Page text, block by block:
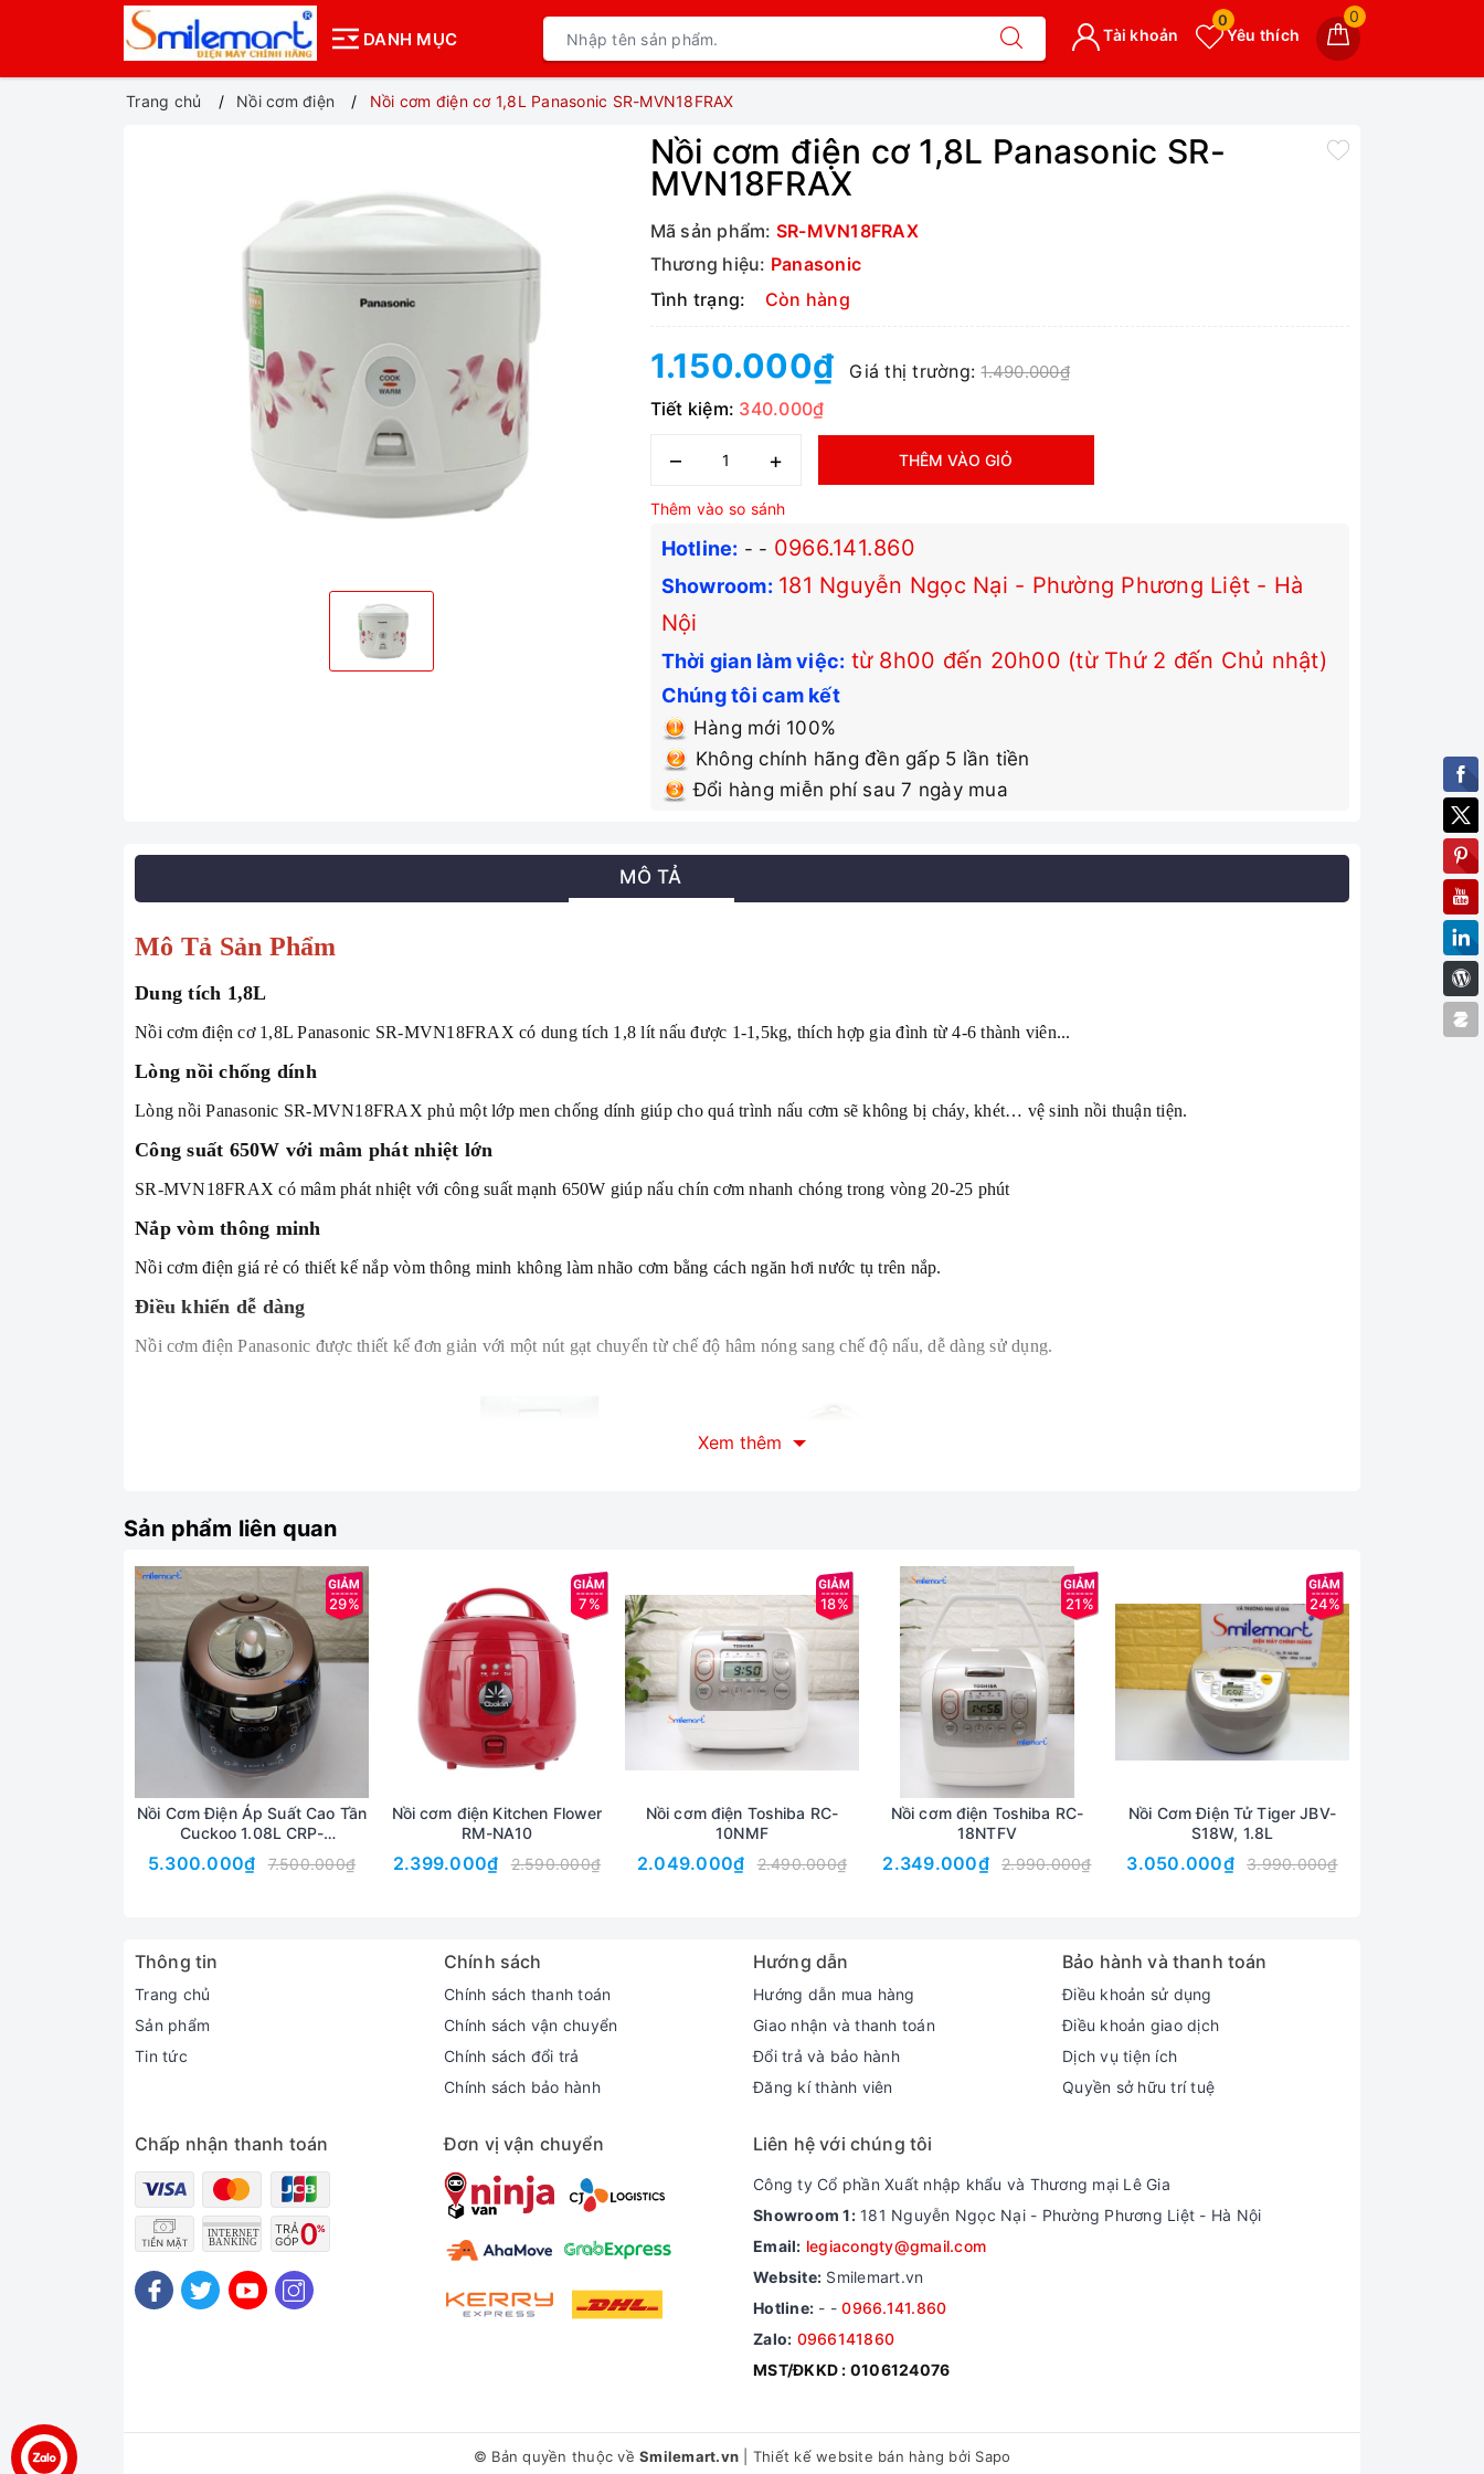
DANH MỤC
0
Yêu thích
0
Tài khoản
Trang chủ Nồi cơm điện Nồi cơm điện cơ 1,8L Panasonic SR-MVN18FRAX
Nồi cơm điện cơ 1,8L Panasonic SR-
MVN18FRAX
Mã sản phẩm: SR-MVN18FRAX
Thương hiệu: Panasonic
Tình trạng:
Còn hàng
1.150.000₫ Giá thị trường:1.490.000₫
Tiết kiệm: 340.000₫
– + THÊM VÀO GIỎ
Thêm vào so sánh
Hotline: - - 0966.141.860
Showroom: 181 Nguyễn Ngọc Nại - Phường Phương Liệt - Hà
Nội
Thời gian làm việc: từ 8h00 đến 20h00 (từ Thứ 2 đến Chủ nhật)
Chúng tôi cam kết
Hàng mới 100%
Không chính hãng đền gấp 5 lần tiền
Đổi hàng miễn phí sau 7 ngày mua
MÔ TẢ
Mô Tả Sản Phẩm
Dung tích 1,8L
Nồi cơm điện cơ 1,8L Panasonic SR-MVN18FRAX có dung tích 1,8 lít nấu được 1-1,5kg, thích hợp gia đình từ 4-6 thành viên...
Lòng nồi chống dính
Lòng nồi Panasonic SR-MVN18FRAX phủ một lớp men chống dính giúp cho quá trình nấu cơm sẽ không bị cháy, khét… vệ sinh nồi thuận tiện.
Công suất 650W với mâm phát nhiệt lớn
SR-MVN18FRAX có mâm phát nhiệt với công suất mạnh 650W giúp nấu chín cơm nhanh chóng trong vòng 20-25 phút
Nắp vòm thông minh
Nồi cơm điện giá rẻ có thiết kế nắp vòm thông minh không làm nhão cơm bằng cách ngăn hơi nước tụ trên nắp.
Điều khiển dễ dàng
Nồi cơm điện Panasonic được thiết kế đơn giản với một nút gạt chuyển từ chế độ hâm nóng sang chế độ nấu, dễ dàng sử dụng.
Xem thêm
Sản phẩm liên quan
29%
Nồi Cơm Điện Áp Suất Cao Tần
Cuckoo 1.08L CRP-
BHXB0660FB IH, Nội Địa Hàn
Quốc
5.300.000₫ 7.500.000₫
7%
Nồi cơm điện Kitchen Flower
RM-NA10
2.399.000₫ 2.590.000₫
18%
Nồi cơm điện Toshiba RC-
10NMF
2.049.000₫ 2.490.000₫
21%
Nồi cơm điện Toshiba RC-
18NTFV
2.349.000₫ 2.990.000₫
24%
Nồi Cơm Điện Tử Tiger JBV-
S18W, 1.8L
3.050.000₫ 3.990.000₫
Thông tin
Trang chủ
Sản phẩm
Tin tức
Chính sách
Chính sách thanh toán
Chính sách vận chuyển
Chính sách đổi trả
Chính sách bảo hành
Hướng dẫn
Hướng dẫn mua hàng
Giao nhận và thanh toán
Đổi trả và bảo hành
Đăng kí thành viên
Bảo hành và thanh toán
Điều khoản sử dụng
Điều khoản giao dịch
Dịch vụ tiện ích
Quyền sở hữu trí tuệ
Chấp nhận thanh toán Đơn vị vận chuyển Liên hệ với chúng tôi
Công ty Cổ phần Xuất nhập khẩu và Thương mại Lê Gia
Showroom 1:181 Nguyễn Ngọc Nại - Phường Phương Liệt - Hà Nội
Email: legiacongty@gmail.com
Website: Smilemart.vn
Hotline: - -0966.141.860
Zalo: 0966141860
MST/ĐKKD : 0106124076
© Bản quyền thuộc về Smilemart.vn Thiết kế website bán hàng bởi Sapo